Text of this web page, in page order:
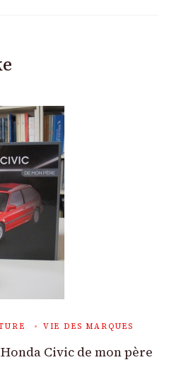
VIE DES MARQUES
Civic de mon père